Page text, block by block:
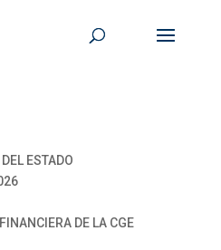
ESTADO
DE LA CGE